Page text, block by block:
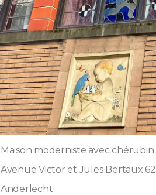
Maison moderniste avec chérubin
Avenue Victor et Jules Bertaux 62
Anderlecht